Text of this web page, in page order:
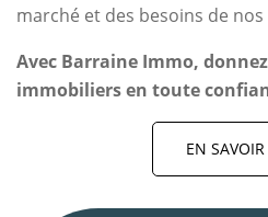
marché et des besoins de nos
Avec Barraine Immo,
immobiliers en toute
EN SAVOIR